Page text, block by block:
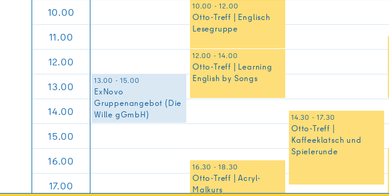
10.00
11.00
12.00
13.00
14.00
15.00
16.00
17.00
13.00 - 15.00
ExNovo
Gruppenangebot (Die
Wille gGmbH)
10.00 - 12.00
Otto-Treff | Englisch
Lesegruppe
12.00 - 14.00
Otto-Treff | Learning
English by Songs
16.30 - 18.30
Otto-Treff | Acryl-
Malkurs
14.30 - 17.30
Otto-Treff |
Kaffeeklatsch und
Spielerunde